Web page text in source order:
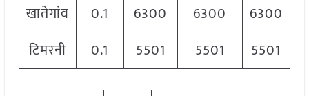
खातेगांव
0.1 6300 6300
6300
टिमरनी
0.1 5501 5501 5501